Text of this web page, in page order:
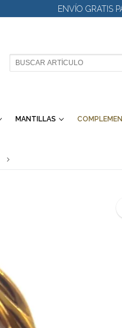
ENVÍO GRATIS
BUSCAR:
MANTILLAS